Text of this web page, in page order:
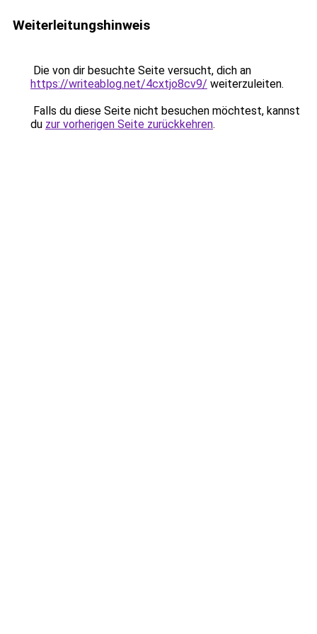
Weiterleitungshinweis
Die von dir besuchte Seite versucht, dich an
https://writeablog.net/4cxtjo8cv9/ weiterzuleiten.
Falls du diese Seite nicht besuchen möchtest, kannst
du zur vorherigen Seite zurückkehren.